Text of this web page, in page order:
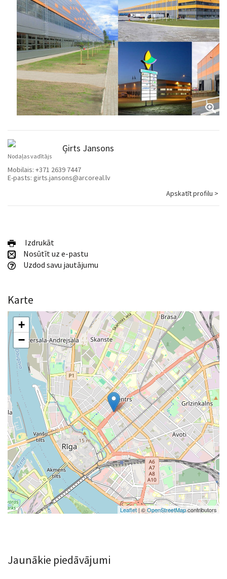
Ģirts Jansons
Nodaļas vadītājs
Mobilais: +371 2639 7447
E-pasts: girts.jansons@arcoreal.lv
Apskatīt profilu >
Izdrukāt
Nosūtīt uz e-pastu
Uzdod savu jautājumu
Karte
+
−
Leaflet| ©OpenStreetMapcontributors
Jaunākie piedāvājumi